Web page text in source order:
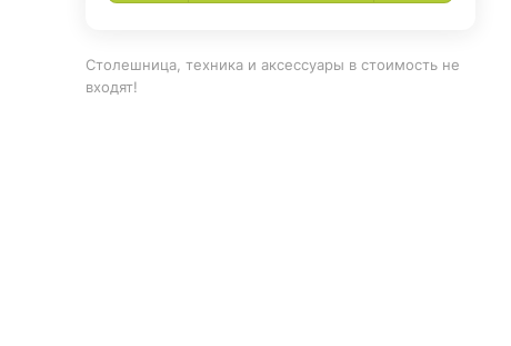
Столешница, техника и аксессуары в стоимость не
входят!